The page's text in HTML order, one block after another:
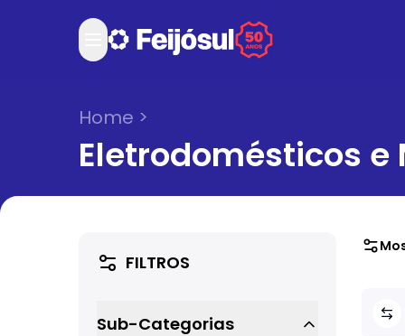
Home >
Eletrodomésticos
FILTROS
Sub-Categorias